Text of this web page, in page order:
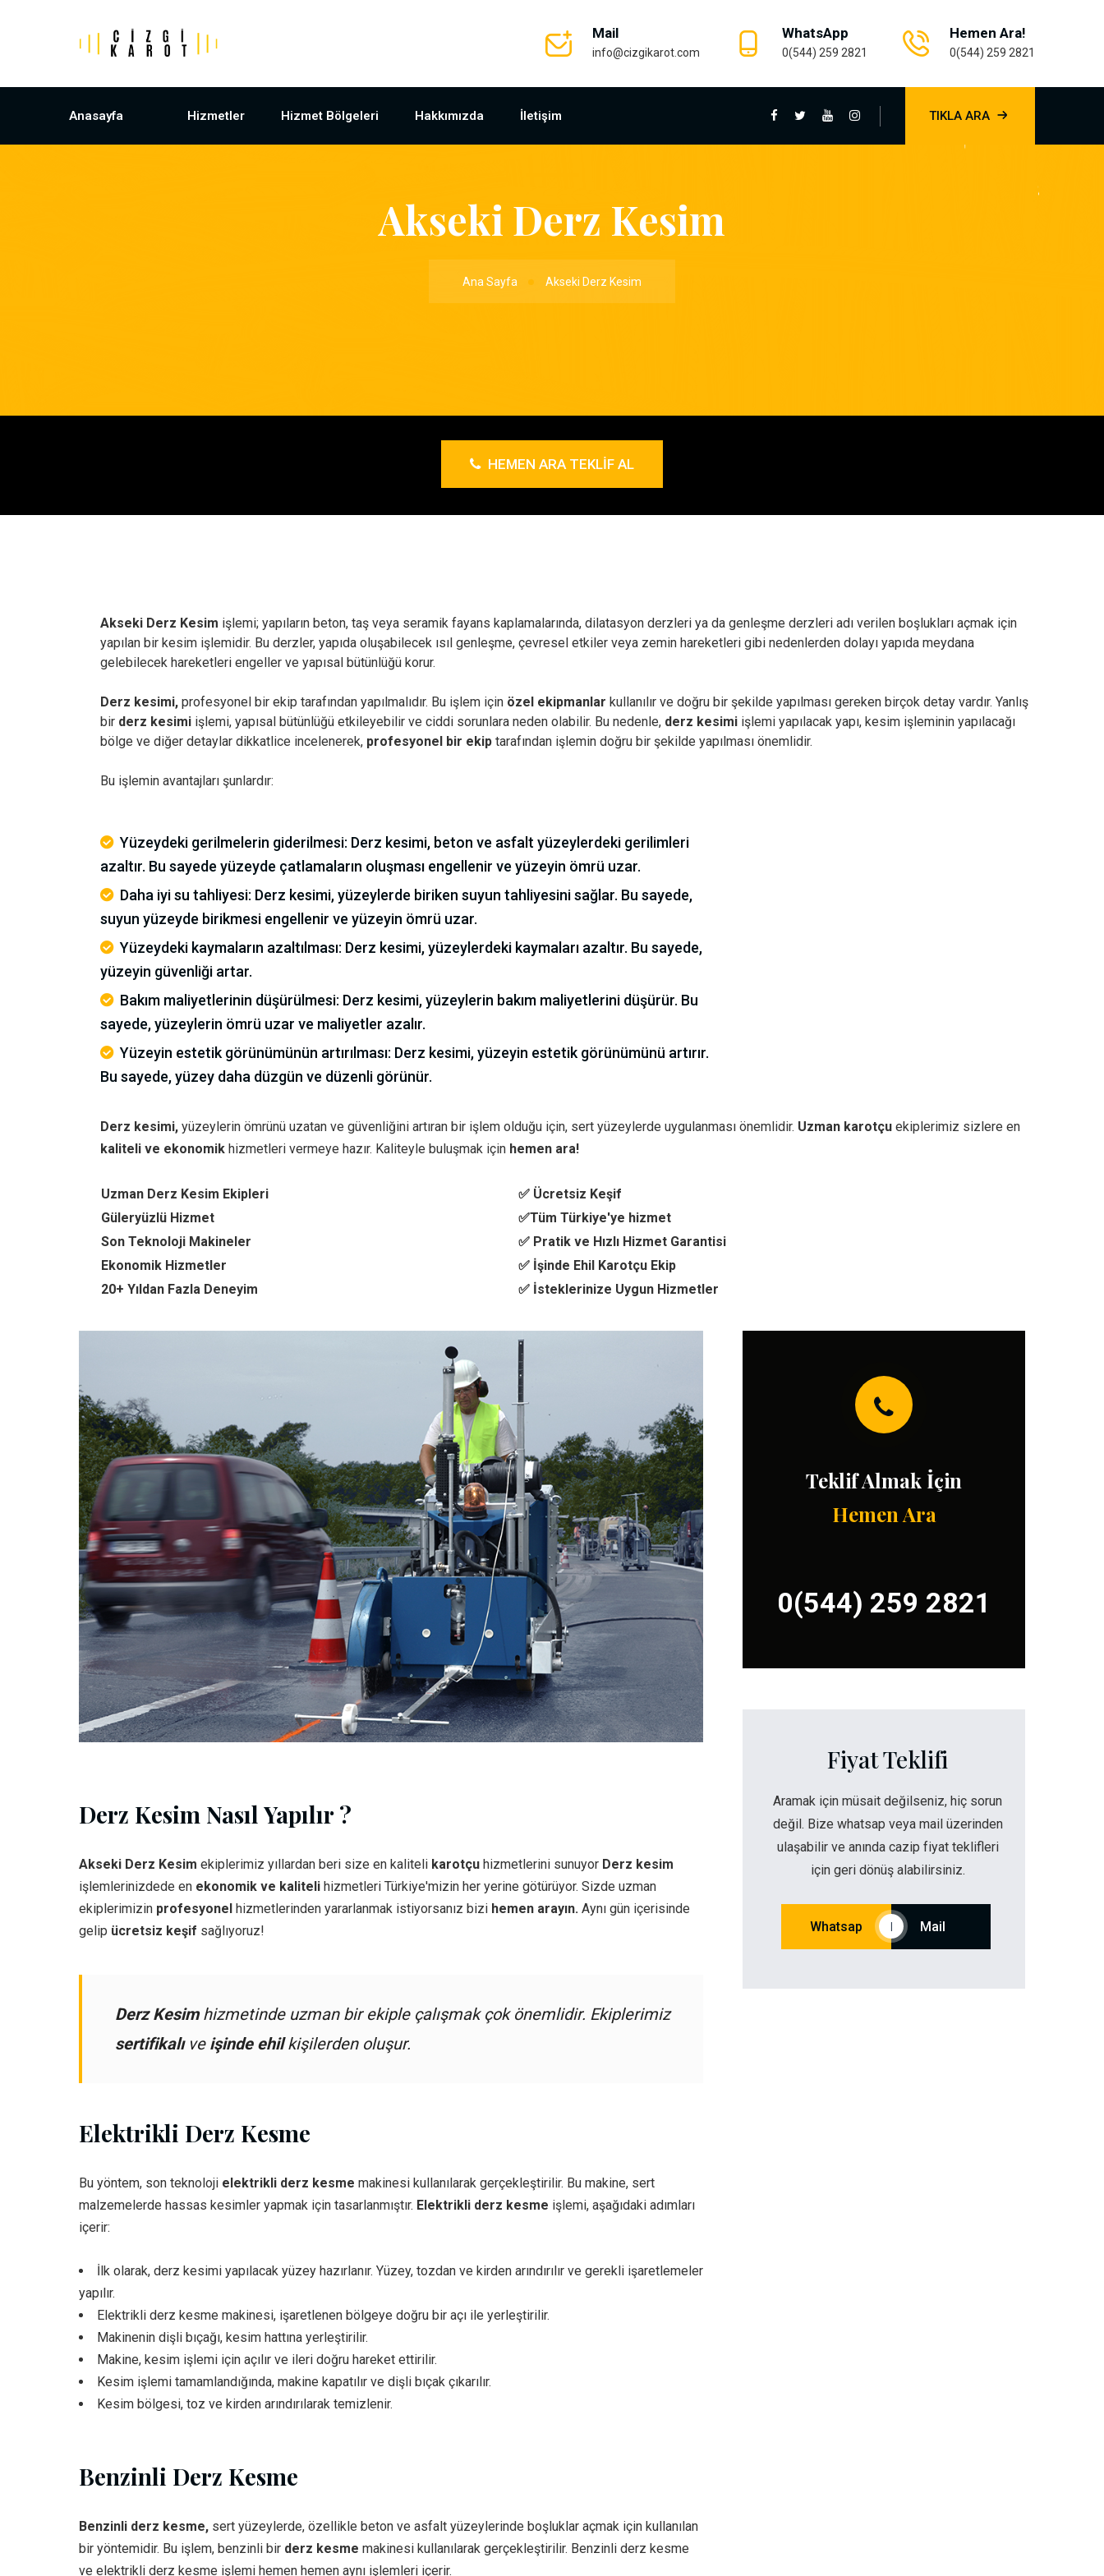
Mail
info@cizgikarot.com
WhatsApp
0(544) 259 2821
Hemen Ara!
0(544) 259 2821
Anasayfa Hizmetler Hizmet Bölgeleri Hakkımızda İletişim TIKLA ARA
Akseki Derz Kesim
Ana Sayfa Akseki Derz Kesim
HEMEN ARA TEKLIF AL
Akseki Derz Kesim işlemi; yapıların beton, taş veya seramik fayans kaplamalarında, dilatasyon derzleri ya da genleşme derzleri adı verilen boşlukları açmak için
yapılan bir kesim işlemidir. Bu derzler, yapıda oluşabilecek ısıl genleşme, çevresel etkiler veya zemin hareketleri gibi nedenlerden dolayı yapıda meydana
gelebilecek hareketleri engeller ve yapısal bütünlüğü korur.
Derz kesimi, profesyonel bir ekip tarafından yapılmalıdır. Bu işlem için özel ekipmanlar kullanılır ve doğru bir şekilde yapılması gereken birçok detay vardır. Yanlış
bir derz kesimi işlemi, yapısal bütünlüğü etkileyebilir ve ciddi sorunlara neden olabilir. Bu nedenle, derz kesimi işlemi yapılacak yapı, kesim işleminin yapılacağı
bölge ve diğer detaylar dikkatlice incelenerek, profesyonel bir ekip tarafından işlemin doğru bir şekilde yapılması önemlidir.
Bu işlemin avantajları şunlardır:
Yüzeydeki gerilmelerin giderilmesi: Derz kesimi, beton ve asfalt yüzeylerdeki gerilimleri
azaltır. Bu sayede yüzeyde çatlamaların oluşması engellenir ve yüzeyin ömrü uzar.
Daha iyi su tahliyesi: Derz kesimi, yüzeylerde biriken suyun tahliyesini sağlar. Bu sayede,
suyun yüzeyde birikmesi engellenir ve yüzeyin ömrü uzar.
Yüzeydeki kaymaların azaltılması: Derz kesimi, yüzeylerdeki kaymaları azaltır. Bu sayede,
yüzeyin güvenliği artar.
Bakım maliyetlerinin düşürülmesi: Derz kesimi, yüzeylerin bakım maliyetlerini düşürür. Bu
sayede, yüzeylerin ömrü uzar ve maliyetler azalır.
Yüzeyin estetik görünümünün artırılması: Derz kesimi, yüzeyin estetik görünümünü artırır.
Bu sayede, yüzey daha düzgün ve düzenli görünür.
Derz kesimi, yüzeylerin ömrünü uzatan ve güvenliğini artıran bir işlem olduğu için, sert yüzeylerde uygulanması önemlidir. Uzman karotçu ekiplerimiz sizlere en
kaliteli ve ekonomik hizmetleri vermeye hazır. Kaliteyle buluşmak için hemen ara!
Uzman Derz Kesim Ekipleri
✅ Ücretsiz Keşif
Güleryüzlü Hizmet
✅Tüm Türkiye'ye hizmet
Son Teknoloji Makineler
✅ Pratik ve Hızlı Hizmet Garantisi
Ekonomik Hizmetler
✅ İşinde Ehil Karotçu Ekip
20+ Yıldan Fazla Deneyim
✅ İsteklerinize Uygun Hizmetler
Derz Kesim Nasıl Yapılır ?
Akseki Derz Kesim ekiplerimiz yıllardan beri size en kaliteli karotçu hizmetlerini sunuyor Derz kesim
işlemlerinizdede en ekonomik ve kaliteli hizmetleri Türkiye'mizin her yerine götürüyor. Sizde uzman
ekiplerimizin profesyonel hizmetlerinden yararlanmak istiyorsanız bizi hemen arayın. Aynı gün içerisinde
gelip ücretsiz keşif sağlıyoruz!
Derz Kesimhizmetinde uzman bir ekiple çalışmak çok önemlidir. Ekiplerimiz
sertifikalıve işinde ehilkişilerden oluşur.
Elektrikli Derz Kesme
Bu yöntem, son teknoloji elektrikli derz kesme makinesi kullanılarak gerçekleştirilir. Bu makine, sert
malzemelerde hassas kesimler yapmak için tasarlanmıştır. Elektrikli derz kesme işlemi, aşağıdaki adımları
içerir:
İlk olarak, derz kesimi yapılacak yüzey hazırlanır. Yüzey, tozdan ve kirden arındırılır ve gerekli işaretlemeler
yapılır.
Elektrikli derz kesme makinesi, işaretlenen bölgeye doğru bir açı ile yerleştirilir.
Makinenin dişli bıçağı, kesim hattına yerleştirilir.
Makine, kesim işlemi için açılır ve ileri doğru hareket ettirilir.
Kesim işlemi tamamlandığında, makine kapatılır ve dişli bıçak çıkarılır.
Kesim bölgesi, toz ve kirden arındırılarak temizlenir.
Benzinli Derz Kesme
Benzinli derz kesme, sert yüzeylerde, özellikle beton ve asfalt yüzeylerinde boşluklar açmak için kullanılan
bir yöntemidir. Bu işlem, benzinli bir derz kesme makinesi kullanılarak gerçekleştirilir. Benzinli derz kesme
ve elektrikli derz kesme işlemi hemen hemen aynı işlemleri içerir.
Teklif Almak İçin
Hemen Ara
0(544) 259 2821
Fiyat Teklifi
Aramak için müsait değilseniz, hiç sorun
değil. Bize whatsap veya mail üzerinden
ulaşabilir ve anında cazip fiyat teklifleri
için geri dönüş alabilirsiniz.
Whatsap Mail